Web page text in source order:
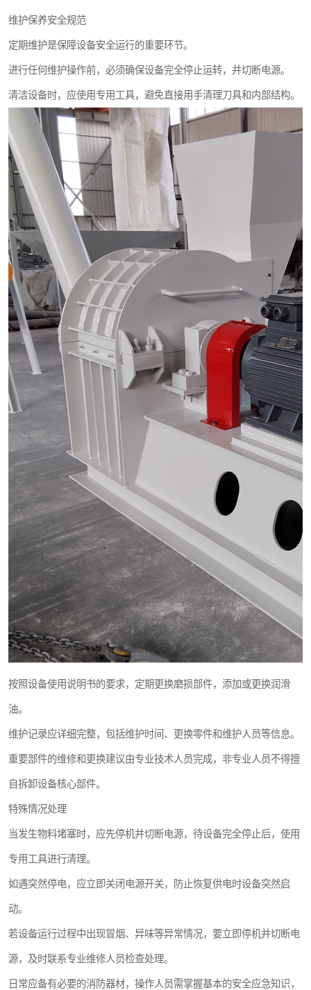
维护保养安全规范
定期维护是保障设备安全运行的重要环节。
进行任何维护操作前，必须确保设备完全停止运转，并切断电源。
清洁设备时，应使用专用工具，避免直接用手清理刀具和内部结构。
按照设备使用说明书的要求，定期更换磨损部件，添加或更换润滑
油。
维护记录应详细完整，包括维护时间、更换零件和维护人员等信息。
重要部件的维修和更换建议由专业技术人员完成，非专业人员不得擅
自拆卸设备核心部件。
特殊情况处理
当发生物料堵塞时，应先停机并切断电源，待设备完全停止后，使用
专用工具进行清理。
如遇突然停电，应立即关闭电源开关，防止恢复供电时设备突然启
动。
若设备运行过程中出现冒烟、异味等异常情况，要立即停机并切断电
源，及时联系专业维修人员检查处理。
日常应备有必要的消防器材，操作人员需掌握基本的安全应急知识，